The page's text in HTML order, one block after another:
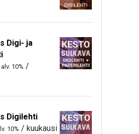
Digi- ja
10% /
Digilehti
10% / kuukausi